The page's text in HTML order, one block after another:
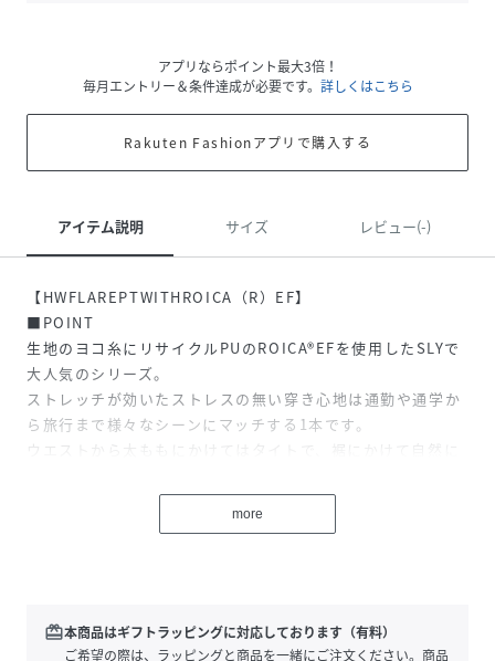
アプリならポイント最大3倍！
毎月エントリー＆条件達成が必要です。 詳しくはこちら
Rakuten Fashionアプリで購入する
アイテム説明 サイズ レビュー(-)
【HWFLAREPTWITHROICA（R）EF】
■POINT
生地のヨコ糸にリサイクルPUのROICA®EFを使用したSLYで
大人気のシリーズ。
ストレッチが効いたストレスの無い穿き心地は通勤や通学か
ら旅行まで様々なシーンにマッチする1本です。
ウエストから太ももにかけてはタイトで、裾にかけて自然に
など計算し尽くしたデザインは脚長効果やスタイルアップを
通年使いやすい中濃カラーで、全体的にアタリやヒゲを入れ
て陰影を付けているので腰回りや太ももの間延び感が軽減さ
more
redeem本商品はギフトラッピングに対応しております（有料）
ご希望の際は、ラッピングと商品を一緒にご注文ください。商品